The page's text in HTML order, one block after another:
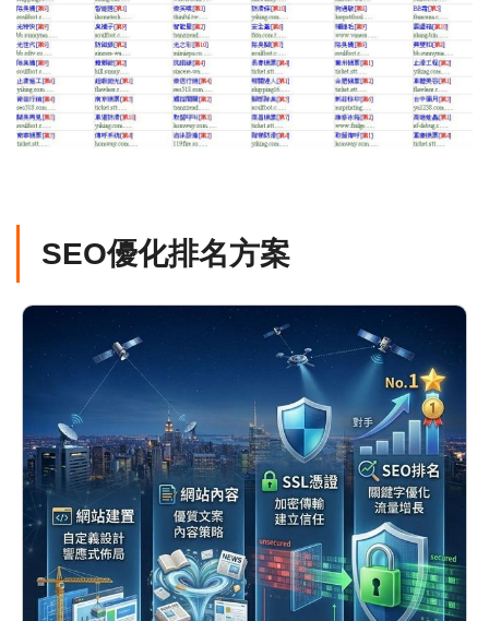
SEO優化排名方案